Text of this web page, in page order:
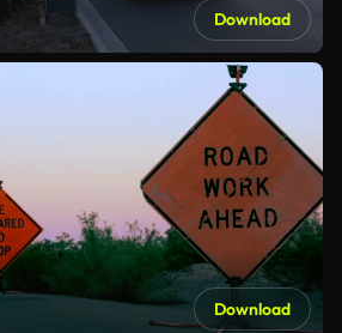
Download
Download